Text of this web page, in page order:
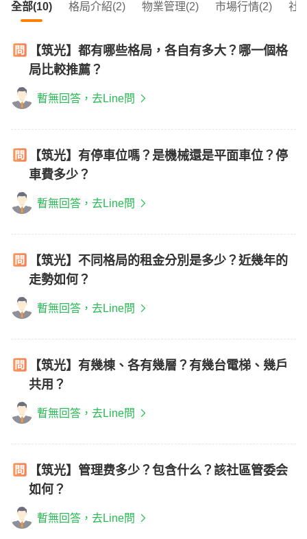
全部(10) 格局介紹(2) 物業管理(2) 市場行情(2) 社
【筑光】都有哪些格局，各自有多大？哪一個格
局比較推薦？
暫無回答，去Line問
【筑光】有停車位嗎？是機械還是平面車位？停
車費多少？
暫無回答，去Line問
【筑光】不同格局的租金分別是多少？近幾年的
走勢如何？
暫無回答，去Line問
【筑光】有幾棟、各有幾層？有幾台電梯、幾戶
共用？
暫無回答，去Line問
【筑光】管理费多少？包含什么？該社區管委会
如何？
暫無回答，去Line問